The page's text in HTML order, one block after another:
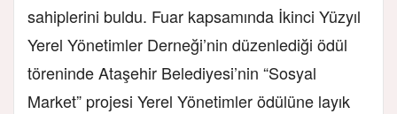
sahiplerini buldu. Fuar kapsamında İkinci Yüzyıl
Yerel Yönetimler Derneği’nin düzenlediği ödül
töreninde Ataşehir Belediyesi’nin “Sosyal
Market” projesi Yerel Yönetimler ödülüne layık